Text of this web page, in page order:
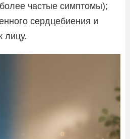
частые симптомы);
сердцебиения и
лицу.